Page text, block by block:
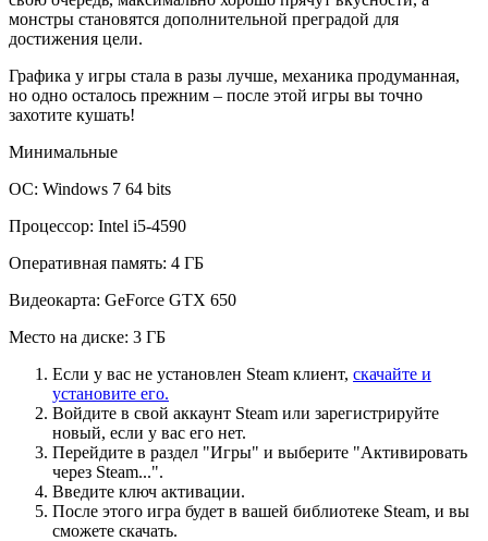
монстры становятся дополнительной преградой для
достижения цели.
Графика у игры стала в разы лучше, механика продуманная,
но одно осталось прежним – после этой игры вы точно
захотите кушать!
Минимальные
ОС: Windows 7 64 bits
Процессор: Intel i5-4590
Оперативная память: 4 ГБ
Видеокарта: GeForce GTX 650
Место на диске: 3 ГБ
Если у вас не установлен Steam клиент, скачайте и
установите его.
Войдите в свой аккаунт Steam или зарегистрируйте
новый, если у вас его нет.
Перейдите в раздел "Игры" и выберите "Активировать
через Steam...".
Введите ключ активации.
После этого игра будет в вашей библиотеке Steam, и вы
сможете скачать.